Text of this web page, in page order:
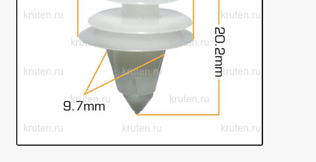
Юридические данные